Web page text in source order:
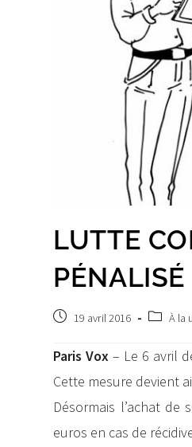
LUTTE
PÉNALISÉ
Publication
19 avril 2016
PostÀ la
Paris Vox – Le 6 avril
Cette mesure devient
Désormais l’achat
euros en cas de